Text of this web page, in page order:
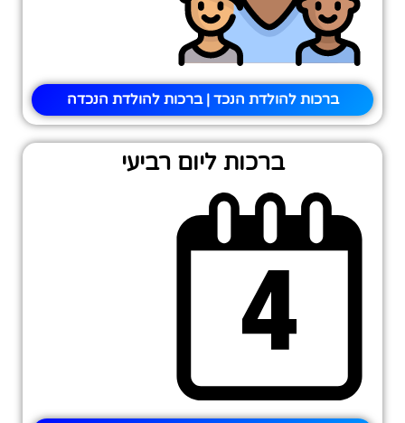
ברכות להולדת הנכד | ברכות להולדת הנכדה
ברכות ליום רביעי